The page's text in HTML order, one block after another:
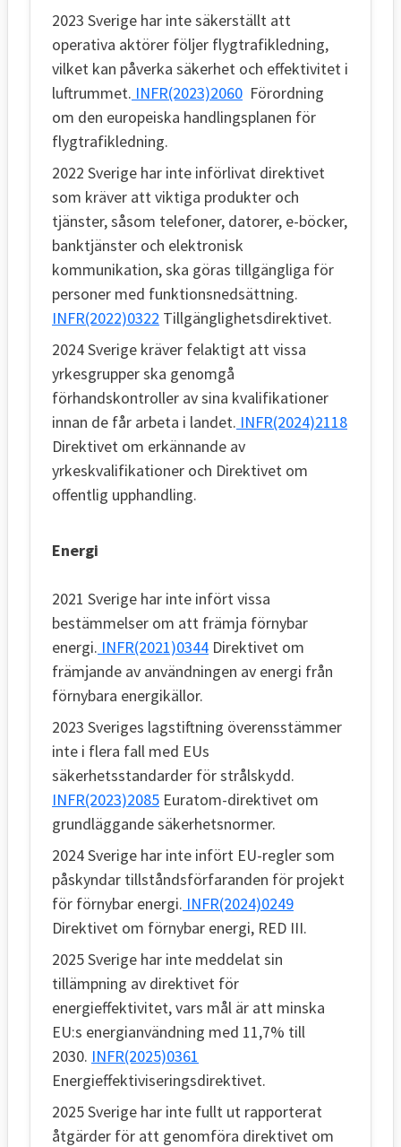
2023 Sverige har inte säkerställt att
operativa aktörer följer flygtrafikledning,
vilket kan påverka säkerhet och effektivitet i
luftrummet. INFR(2023)2060 Förordning
om den europeiska handlingsplanen för
flygtrafikledning.
2022 Sverige har inte införlivat direktivet
som kräver att viktiga produkter och
tjänster, såsom telefoner, datorer, e-böcker,
banktjänster och elektronisk
kommunikation, ska göras tillgängliga för
personer med funktionsnedsättning.
INFR(2022)0322 Tillgänglighetsdirektivet.
2024 Sverige kräver felaktigt att vissa
yrkesgrupper ska genomgå
förhandskontroller av sina kvalifikationer
innan de får arbeta i landet. INFR(2024)2118
Direktivet om erkännande av
yrkeskvalifikationer och Direktivet om
offentlig upphandling.
Energi
2021 Sverige har inte infört vissa
bestämmelser om att främja förnybar
energi. INFR(2021)0344 Direktivet om
främjande av användningen av energi från
förnybara energikällor.
2023 Sveriges lagstiftning överensstämmer
inte i flera fall med EUs
säkerhetsstandarder för strålskydd.
INFR(2023)2085 Euratom-direktivet om
grundläggande säkerhetsnormer.
2024 Sverige har inte infört EU-regler som
påskyndar tillståndsförfaranden för projekt
för förnybar energi. INFR(2024)0249
Direktivet om förnybar energi, RED III.
2025 Sverige har inte meddelat sin
tillämpning av direktivet för
energieffektivitet, vars mål är att minska
EU:s energianvändning med 11,7% till
2030. INFR(2025)0361
Energieffektiviseringsdirektivet.
2025 Sverige har inte fullt ut rapporterat
åtgärder för att genomföra direktivet om